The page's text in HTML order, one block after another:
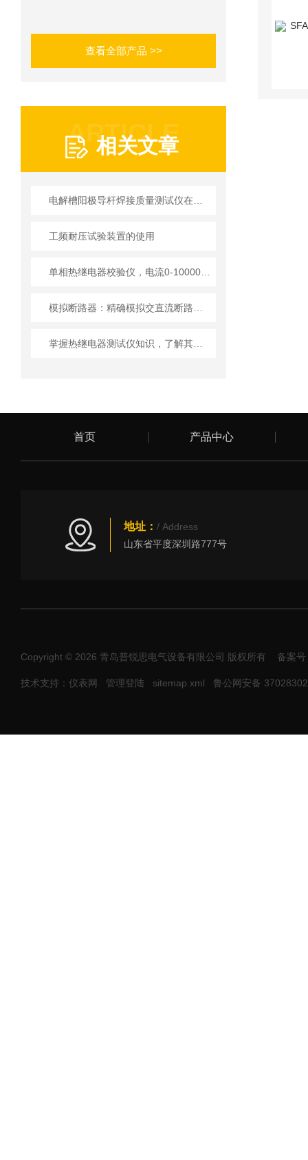
查看全部产品 >>
ARTICLE
相关文章
工频耐压试验装置的使用
首页 产品中心
地址： / Address
山东省平度深圳路777号
Copyright © 2026 青岛普锐思电气设备有限公司 版权所有 备案号
技术支持：仪表网 管理登陆 sitemap.xml 鲁公网安备